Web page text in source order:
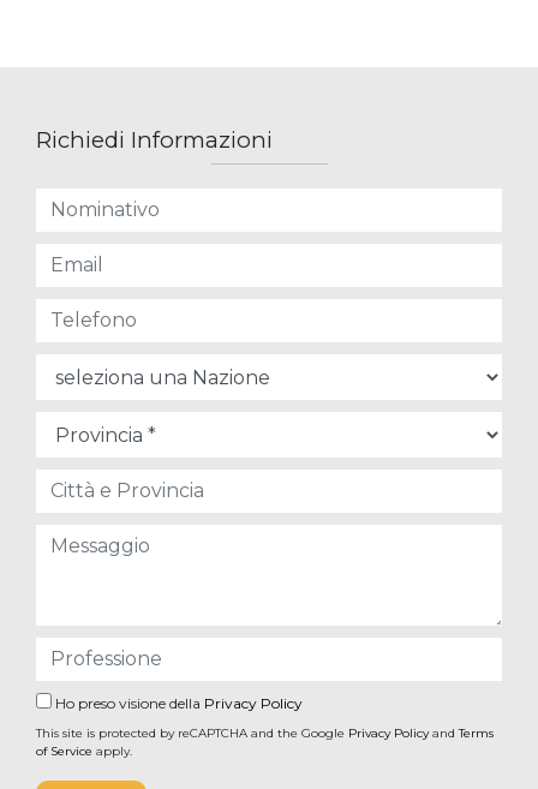
Richiedi Informazioni
Ho preso visione della Privacy Policy
This site is protected by reCAPTCHA and the Google Privacy PolicyandTerms
of Service apply.